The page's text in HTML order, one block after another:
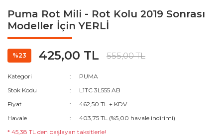
Puma Rot Mili - Rot Kolu 2019 Sonrası
Modeller İçin YERLİ
%23 425,00 TL 555,00 TL
Kategori
PUMA
Stok Kodu
L1TC 3L555 AB
Fiyat
462,50 TL + KDV
Havale
403,75 TL (%5,00 havale indirimi)
* 45,38 TL den başlayan taksitlerle!